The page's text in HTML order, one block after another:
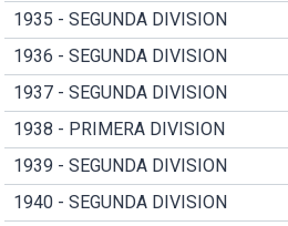
1935 - SEGUNDA DIVISION
1936 - SEGUNDA DIVISION
1937 - SEGUNDA DIVISION
1938 - PRIMERA DIVISION
1939 - SEGUNDA DIVISION
1940 - SEGUNDA DIVISION